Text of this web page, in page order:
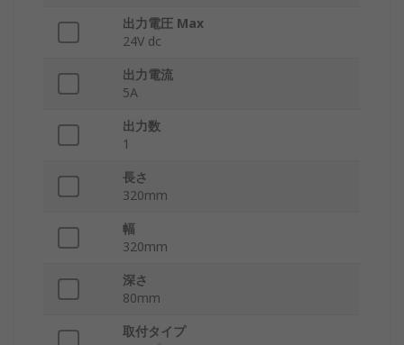
出力電圧 Max
24V dc
出力電流
5A
出力数
1
長さ
320mm
幅
320mm
深さ
80mm
取付タイプ